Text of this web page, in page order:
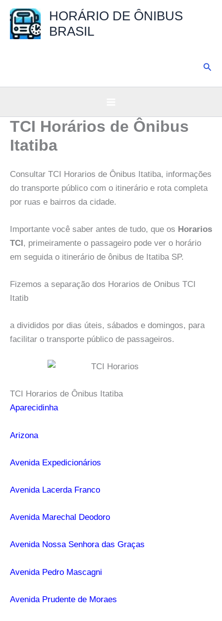
para
HORÁRIO DE ÔNIBUS
BRASIL
TCI Horários de Ônibus
Itatiba
Consultar TCI Horarios de Ônibus Itatiba, informações
do transporte público com o itinerário e rota completa
por ruas e bairros da cidade.
Importante você saber antes de tudo, que os Horarios
TCI, primeiramente o passageiro pode ver o horário
em seguida o itinerário de ônibus de Itatiba SP.
Fizemos a separação dos Horarios de Onibus TCI
Itatib
a divididos por dias úteis, sábados e domingos, para
facilitar o transporte público de passageiros.
TCI Horarios de Ônibus Itatiba
Aparecidinha
Arizona
Avenida Expedicionários
Avenida Lacerda Franco
Avenida Marechal Deodoro
Avenida Nossa Senhora das Graças
Avenida Pedro Mascagni
Avenida Prudente de Moraes